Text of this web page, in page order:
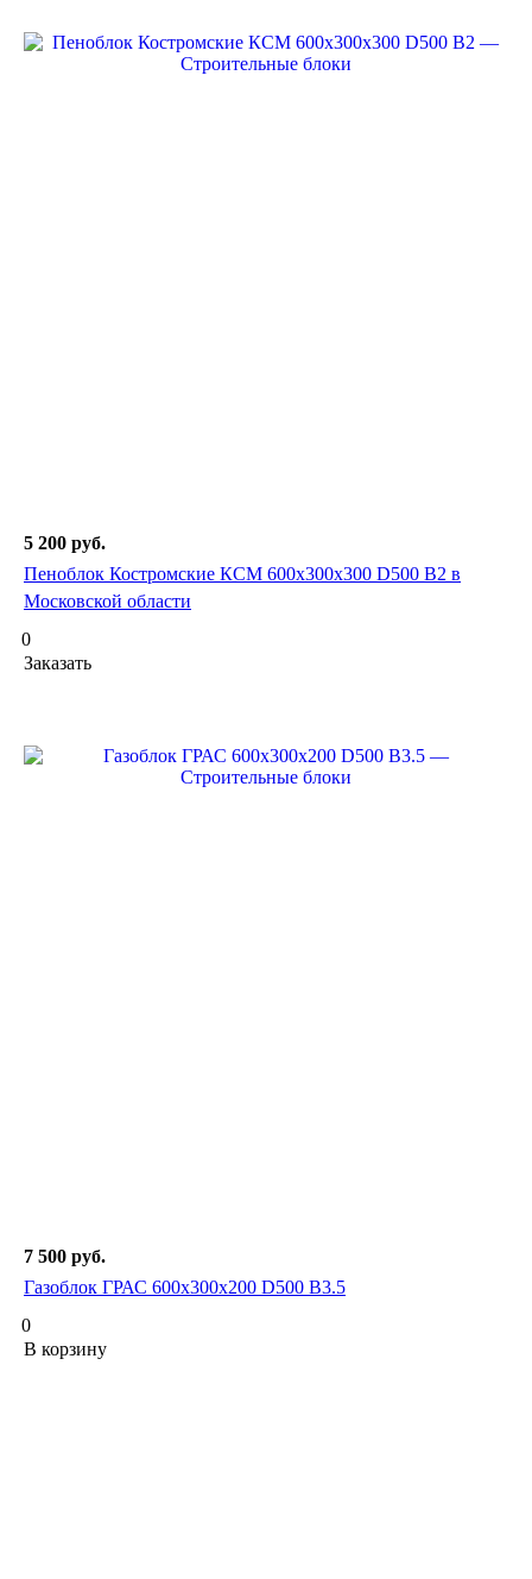
5 200 руб.
Пеноблок Костромские КСМ 600х300х300 D500 B2 в
Московской области
0
Заказать
7 500 руб.
Газоблок ГРАС 600х300х200 D500 В3.5
0
В корзину